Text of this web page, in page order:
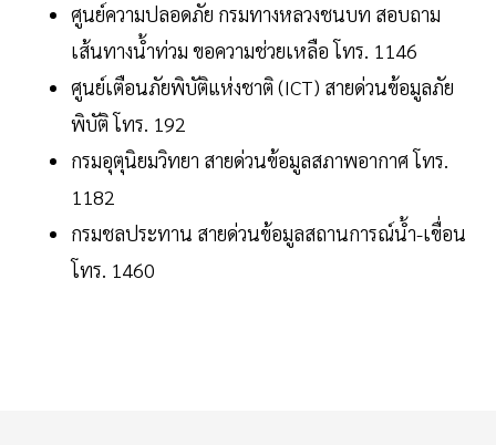
ศูนย์ความปลอดภัย กรมทางหลวงชนบท สอบถาม
เส้นทางน้ำท่วม ขอความช่วยเหลือ โทร. 1146
ศูนย์เตือนภัยพิบัติแห่งชาติ (ICT) สายด่วนข้อมูลภัย
พิบัติ โทร. 192
กรมอุตุนิยมวิทยา สายด่วนข้อมูลสภาพอากาศ โทร.
1182
กรมชลประทาน สายด่วนข้อมูลสถานการณ์น้ำ-เขื่อน
โทร. 1460